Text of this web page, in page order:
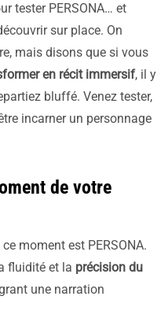
tester PERSONA… et
sur place. On
mais disons que si vous
en récit immersif, il y
bluffé. Venez tester,
incarner un personnage
de votre
moment est PERSONA.
fluidité et la précision du
une narration